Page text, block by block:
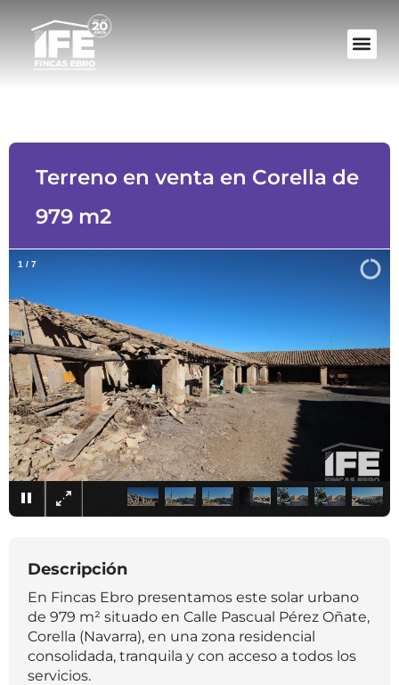
Terreno en venta en Corella de
979 m2
×
2 / 7
Descripción
En Fincas Ebro presentamos este solar urbano
de 979 m² situado en Calle Pascual Pérez Oñate,
Corella (Navarra), en una zona residencial
consolidada, tranquila y con acceso a todos los
servicios.